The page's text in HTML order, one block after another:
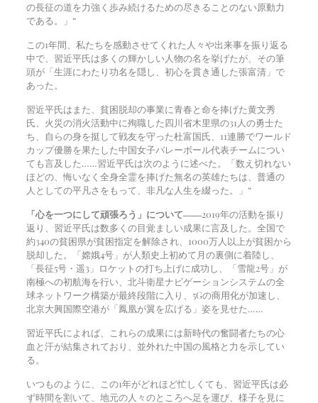
の長征の道を力強く歩み続けるための尽きることのない原動力
である。」“
この1年間、私たちを感動させてくれた人々や出来事を振り返る
中で、習近平氏は多くの輝かしい人物の名を挙げたが、その筆
頭が「生涯にわたり功名を隠し、初心を貫き通した張富清」で
あった。
習近平氏はまた、貧困脱却の事業に青春と命を捧げた黄文秀
氏、火災の消火活動中に殉職した四川省木里県の31人の勇士た
ち、自らの身を挺して戦友を守った杜富国氏、11連勝でワールド
カップ優勝を果たした中国女子バレーボール代表チームについ
ても言及した……習近平氏は次のように述べた。「数え切れない
ほどの、悔いなく全身全霊を捧げた無名の英雄たちは、普通の
人としての平凡さをもって、非凡な人生を綴った。」“
「心を一つにして頑張ろう」について――2019年の活動を振り
返り、習近平氏は数多くの目覚ましい成果に言及した。全国で
約340の貧困県が貧困指定を解除され、1000万人以上が貧困から
脱却した。「嫦娥4号」が人類史上初めて月の裏側に着陸し、
「長征5号・遥3」ロケットの打ち上げに成功し、「雪龍2号」が
南極への初航海を行い、北斗衛星ナビゲーションシステムの全
球ネットワーク構築が最終段階に入り、5Gの商用化が加速し、
北京大興国際空港が「鳳凰が翼を広げる」姿を見せた……
習近平氏によれば、これらの成果には新時代の奮闘者たちの心
血と汗が結集されており、並外れた中国の風格と力を示してい
る。
いつものように、この1年がどれほど忙しくても、習近平氏は必
ず時間を割いて、地元の人々のところへ足を運び、様子を見に